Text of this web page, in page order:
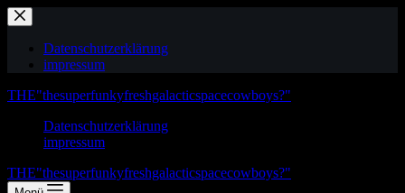
Zum
Inhalt
springenDatenschutzerklärung
impressum
THE"thesuperfunkyfreshgalacticspacecowboys?"
Datenschutzerklärung
impressum
THE"thesuperfunkyfreshgalacticspacecowboys?"